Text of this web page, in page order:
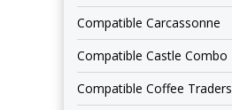
Compatible Carcassonne
Compatible Castle Combo
Compatible Coffee Traders